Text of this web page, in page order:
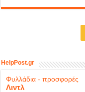
HelpPost.gr
Φυλλάδια - προσφορές
Λιντλ